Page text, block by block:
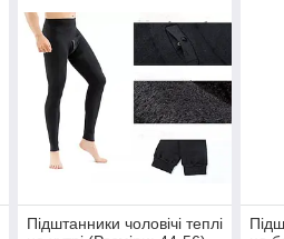
Підштанники чоловічі теплі